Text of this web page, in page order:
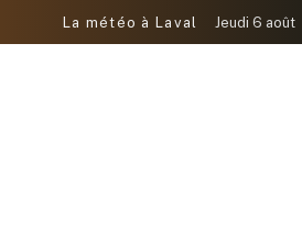
La météo à Laval Jeudi 6 août